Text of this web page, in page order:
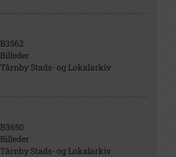
B3562
Billeder
Tårnby Stads- og Lokalarkiv
B3650
Billeder
Tårnby Stads- og Lokalarkiv